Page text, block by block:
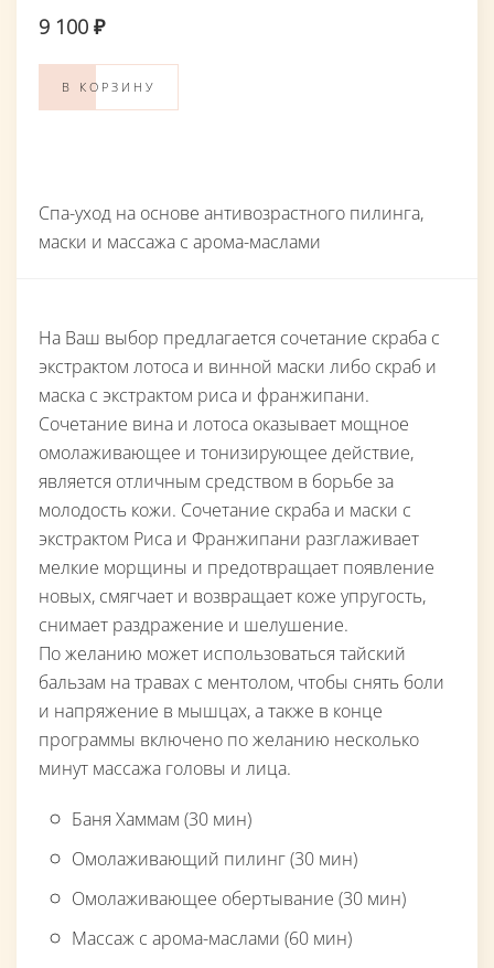
Спа-уход на основе антивозрастного пилинга,
маски и массажа с арома-маслами
9 100 ₽
В КОРЗИНУ
На Ваш выбор предлагается сочетание скраба с
экстрактом лотоса и винной маски либо скраб и
маска с экстрактом риса и франжипани.
Сочетание вина и лотоса оказывает мощное
омолаживающее и тонизирующее действие,
является отличным средством в борьбе за
молодость кожи. Сочетание скраба и маски с
экстрактом Риса и Франжипани разглаживает
мелкие морщины и предотвращает появление
новых, смягчает и возвращает коже упругость,
снимает раздражение и шелушение.
По желанию может использоваться тайский
бальзам на травах с ментолом, чтобы снять боли
и напряжение в мышцах, а также в конце
программы включено по желанию несколько
минут массажа головы и лица.
Баня Хаммам (30 мин)
Омолаживающий пилинг (30 мин)
Омолаживающее обертывание (30 мин)
Массаж с арома-маслами (60 мин)